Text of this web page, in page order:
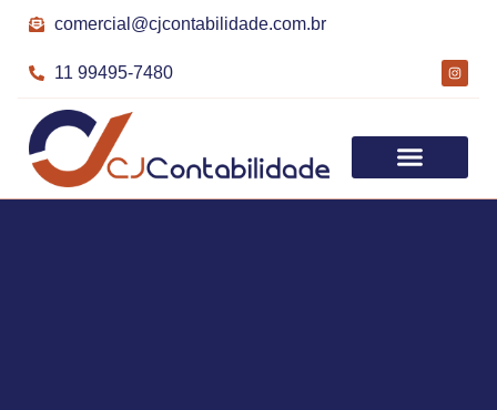
comercial@cjcontabilidade.com.br
11 99495-7480